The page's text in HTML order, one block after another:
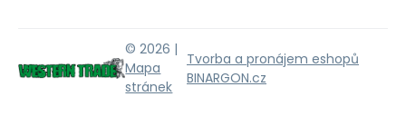
© 2026 |
Mapa
stránek
Tvorba a pronájem eshopů
BINARGON.cz